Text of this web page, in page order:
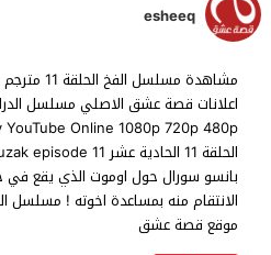
esheeq
مشاهدة
بانسو سورال حول اوموت الذي يقع في
الانتقام منه بمساعدة اخوته ! مسلسل
موقع قصة عشق